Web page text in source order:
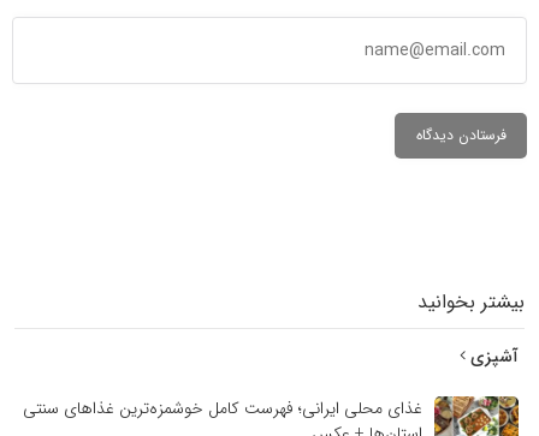
بیشتر بخوانید
آشپزی
غذای محلی ایرانی؛ فهرست کامل خوشمزه‌ترین غذاهای سنتی